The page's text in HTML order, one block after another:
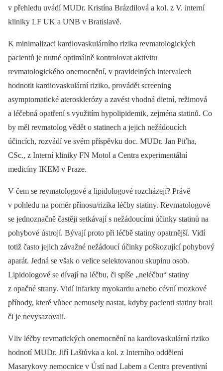
v přehledu uvádí MUDr. Kristína Brázdilová a kol. z V. interní
kliniky LF UK a UNB v Bratislavě.
K minimalizaci kardiovaskulárního rizika revmatologických
pacientů je nutné optimálně kontrolovat aktivitu
revmatologického onemocnění, v pravidelných intervalech
hodnotit kardiovaskulární riziko, provádět screening
asymptomatické aterosklerózy a zavést vhodná dietní, režimová
a léčebná opatření s využitím hypolipidemik, zejména statinů. Co
by měl revmatolog vědět o statinech a jejich nežádoucích
účincích, rozvádí ve svém příspěvku doc. MUDr. Jan Piťha,
CSc., z Interní kliniky FN Motol a Centra experimentální
medicíny IKEM v Praze.
V čem se revmatologové a lipidologové rozcházejí? Právě
v pohledu na poměr přínosu/rizika léčby statiny. Revmatologové
se jednoznačně častěji setkávají s nežádoucími účinky statinů na
pohybové ústrojí. Bývají proto při léčbě statiny opatrnější. Vidí
totiž často jejich závažné nežádoucí účinky poškozující pohybový
aparát. Jedná se však o velice selektovanou skupinu osob.
Lipidologové se dívají na léčbu, či spíše „neléčbu“ statiny
z opačné strany. Vidí infarkty myokardu a/nebo cévní mozkové
příhody, které vůbec nemusely nastat, kdyby pacienti statiny brali
či je nevysazovali.
Vliv léčby revmatických onemocnění na kardiovaskulární riziko
hodnotí MUDr. Jiří Laštůvka a kol. z Interního oddělení
Masarykovy nemocnice v Ústí nad Labem a Centra preventivní